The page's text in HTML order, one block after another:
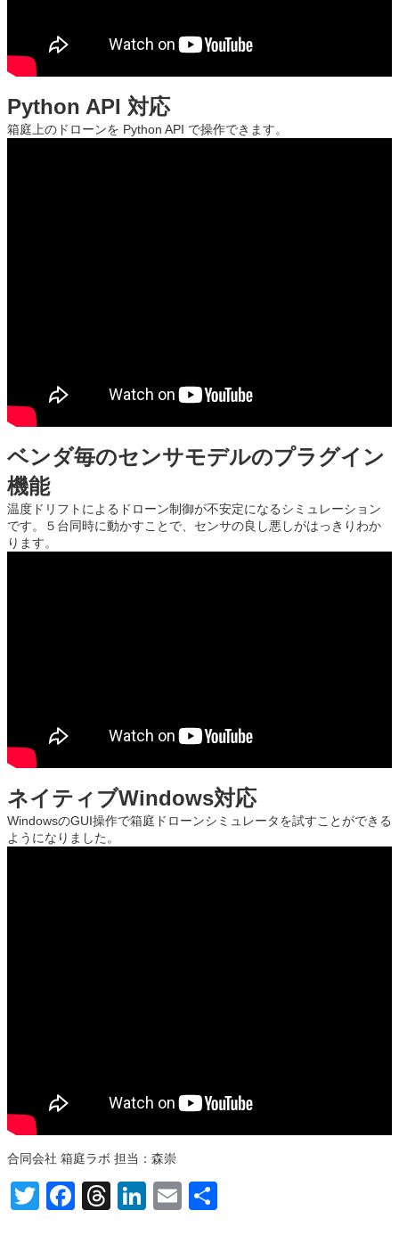
Python API 対応
箱庭上のドローンを Python API で操作できます。
ベンダ毎のセンサモデルのプラグイン
機能
温度ドリフトによるドローン制御が不安定になるシミュレーション
です。５台同時に動かすことで、センサの良し悪しがはっきりわか
ります。
ネイティブWindows対応
WindowsのGUI操作で箱庭ドローンシミュレータを試すことができる
ようになりました。
合同会社 箱庭ラボ 担当：森崇
T
F
T
Li
E